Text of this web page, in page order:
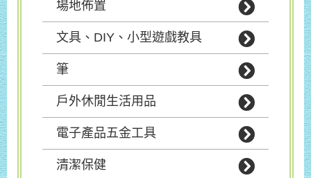
場地佈置
文具、DIY、小型遊戲教具
筆
戶外休閒生活用品
電子產品五金工具
清潔保健